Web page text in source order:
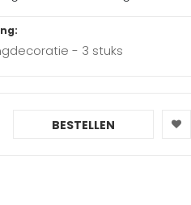
- 3 stuks
BESTELLEN